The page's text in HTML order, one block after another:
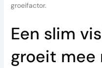
groeifactor.
Een slim
groeit